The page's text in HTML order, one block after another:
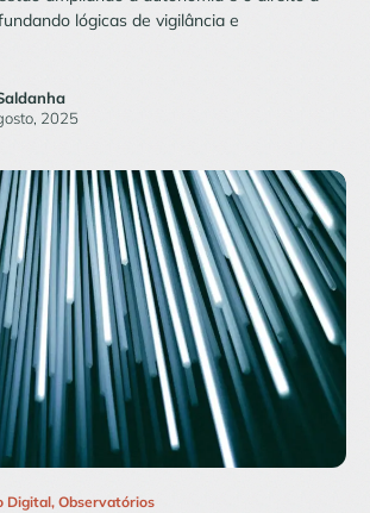
lógicas de vigilância e
2025
Digital, Observatórios